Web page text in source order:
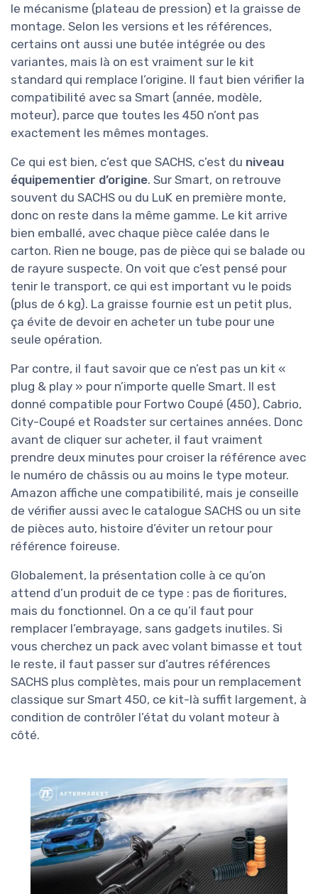
le mécanisme (plateau de pression) et la graisse de
montage. Selon les versions et les références,
certains ont aussi une butée intégrée ou des
variantes, mais là on est vraiment sur le kit
standard qui remplace l’origine. Il faut bien vérifier la
compatibilité avec sa Smart (année, modèle,
moteur), parce que toutes les 450 n’ont pas
exactement les mêmes montages.
Ce qui est bien, c’est que SACHS, c’est du niveau
équipementier d’origine. Sur Smart, on retrouve
souvent du SACHS ou du LuK en première monte,
donc on reste dans la même gamme. Le kit arrive
bien emballé, avec chaque pièce calée dans le
carton. Rien ne bouge, pas de pièce qui se balade ou
de rayure suspecte. On voit que c’est pensé pour
tenir le transport, ce qui est important vu le poids
(plus de 6 kg). La graisse fournie est un petit plus,
ça évite de devoir en acheter un tube pour une
seule opération.
Par contre, il faut savoir que ce n’est pas un kit «
plug & play » pour n’importe quelle Smart. Il est
donné compatible pour Fortwo Coupé (450), Cabrio,
City-Coupé et Roadster sur certaines années. Donc
avant de cliquer sur acheter, il faut vraiment
prendre deux minutes pour croiser la référence avec
le numéro de châssis ou au moins le type moteur.
Amazon affiche une compatibilité, mais je conseille
de vérifier aussi avec le catalogue SACHS ou un site
de pièces auto, histoire d’éviter un retour pour
référence foireuse.
Globalement, la présentation colle à ce qu’on
attend d’un produit de ce type : pas de fioritures,
mais du fonctionnel. On a ce qu’il faut pour
remplacer l’embrayage, sans gadgets inutiles. Si
vous cherchez un pack avec volant bimasse et tout
le reste, il faut passer sur d’autres références
SACHS plus complètes, mais pour un remplacement
classique sur Smart 450, ce kit-là suffit largement, à
condition de contrôler l’état du volant moteur à
côté.